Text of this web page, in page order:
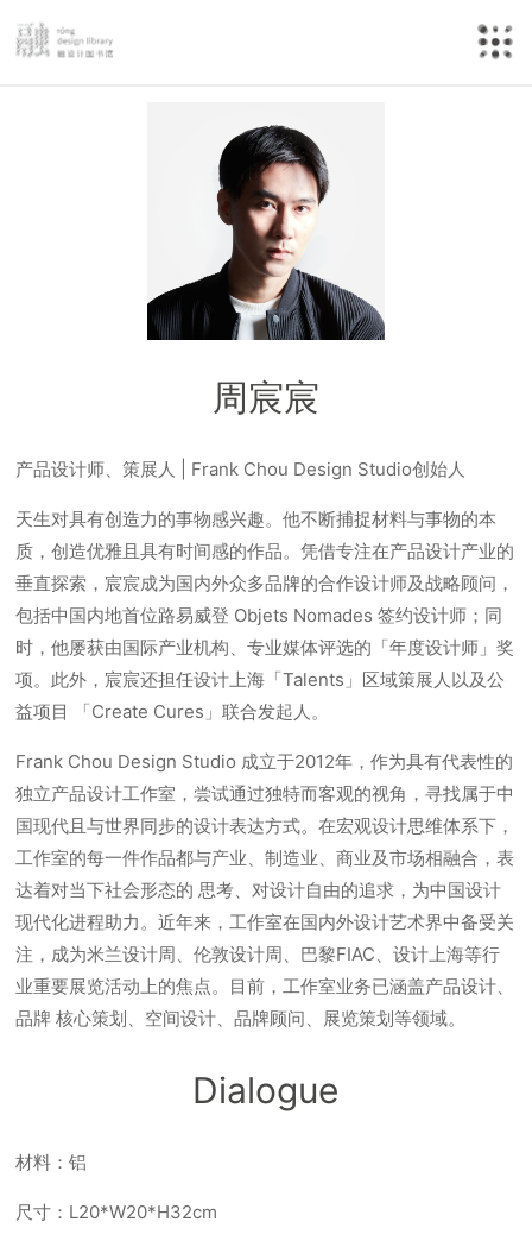
周宸宸
产品设计师、策展人 | Frank Chou Design Studio创始人
天生对具有创造力的事物感兴趣。他不断捕捉材料与事物的本
质，创造优雅且具有时间感的作品。凭借专注在产品设计产业的
垂直探索，宸宸成为国内外众多品牌的合作设计师及战略顾问，
包括中国内地首位路易威登 Objets Nomades 签约设计师；同
时，他屡获由国际产业机构、专业媒体评选的「年度设计师」奖
项。此外，宸宸还担任设计上海「Talents」区域策展人以及公
益项目 「Create Cures」联合发起人。
Frank Chou Design Studio 成立于2012年，作为具有代表性的
独立产品设计工作室，尝试通过独特而客观的视⻆，寻找属于中
国现代且与世界同步的设计表达方式。在宏观设计思维体系下，
工作室的每一件作品都与产业、制造业、商业及市场相融合，表
达着对当下社会形态的 思考、对设计自由的追求，为中国设计
现代化进程助力。近年来，工作室在国内外设计艺术界中备受关
注，成为米兰设计周、伦敦设计周、巴黎FIAC、设计上海等行
业重要展览活动上的焦点。目前，工作室业务已涵盖产品设计、
品牌 核心策划、空间设计、品牌顾问、展览策划等领域。
Dialogue
材料：铝
尺寸：L20*W20*H32cm